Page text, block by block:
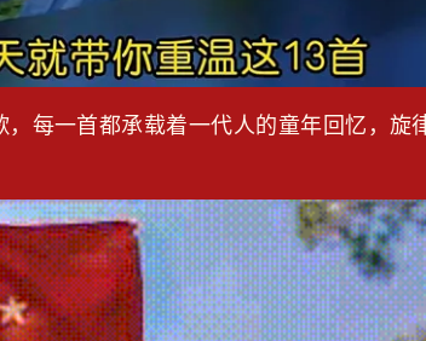
每一首都承载着一代人的童年回忆，旋